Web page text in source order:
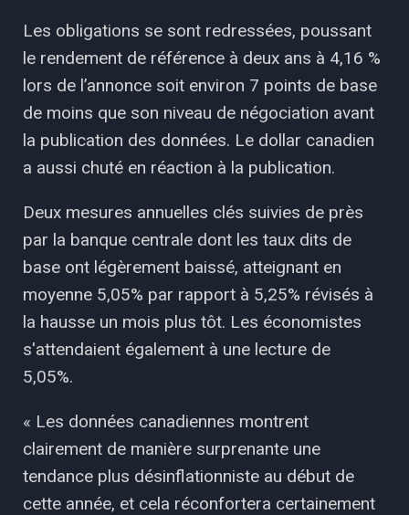
Les obligations se sont redressées, poussant
le rendement de référence à deux ans à 4,16 %
lors de l’annonce soit environ 7 points de base
de moins que son niveau de négociation avant
la publication des données. Le dollar canadien
a aussi chuté en réaction à la publication.
Deux mesures annuelles clés suivies de près
par la banque centrale dont les taux dits de
base ont légèrement baissé, atteignant en
moyenne 5,05% par rapport à 5,25% révisés à
la hausse un mois plus tôt. Les économistes
s'attendaient également à une lecture de
5,05%.
« Les données canadiennes montrent
clairement de manière surprenante une
tendance plus désinflationniste au début de
cette année, et cela réconfortera certainement